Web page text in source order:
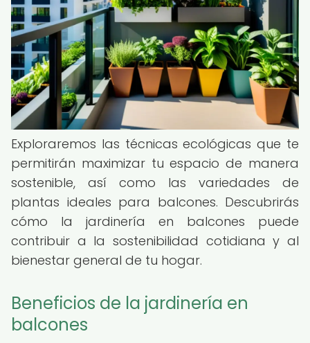
Exploraremos las técnicas ecológicas que te
permitirán maximizar tu espacio de manera
sostenible, así como las variedades de
plantas ideales para balcones. Descubrirás
cómo la jardinería en balcones puede
contribuir a la sostenibilidad cotidiana y al
bienestar general de tu hogar.
Beneficios de la jardinería en
balcones